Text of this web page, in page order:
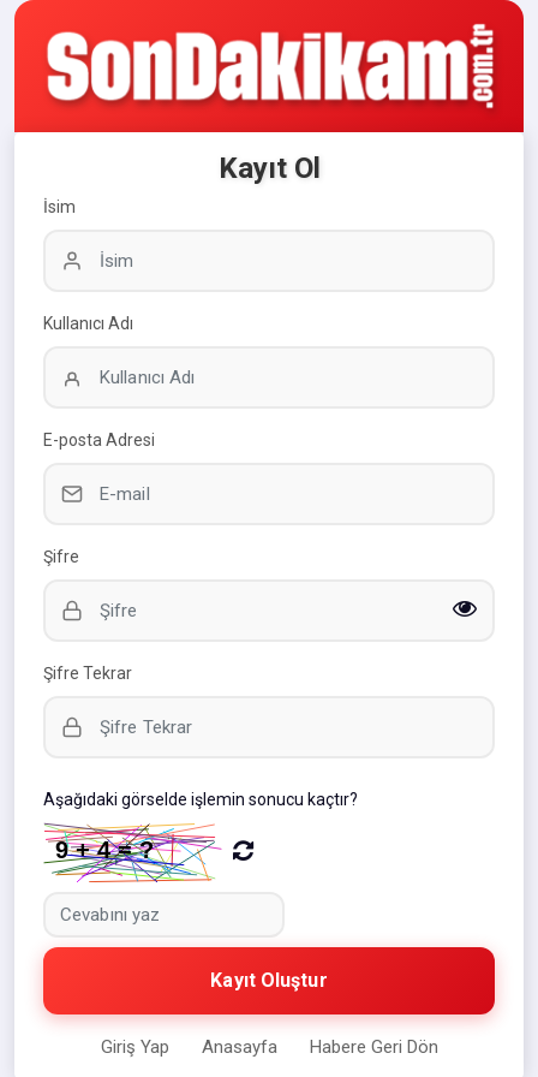
Kayıt Ol
İsim
Kullanıcı Adı
E-posta Adresi
Şifre
Şifre Tekrar
Aşağıdaki görselde işlemin sonucu kaçtır?
Kayıt Oluştur
Giriş Yap Anasayfa Habere Geri Dön